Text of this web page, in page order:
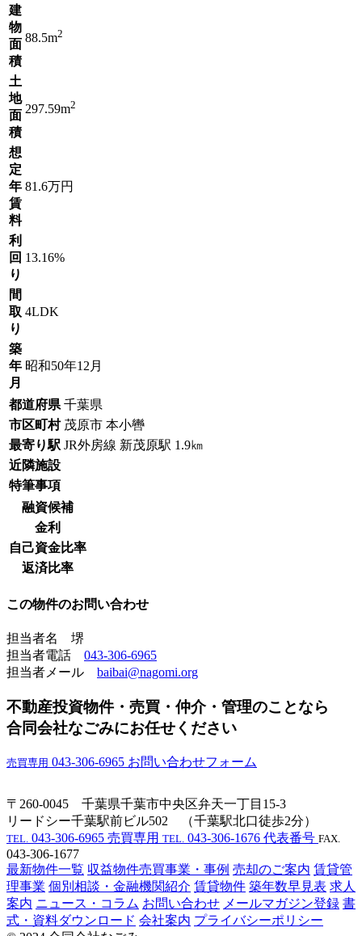
建
物
面
積
88.5m2
土
地
面
積
297.59m2
想
定
年
賃
料
81.6万円
利
回
り
13.16%
間
取
り
4LDK
築
年
月
昭和50年12月
都道府県 千葉県
市区町村 茂原市 本小轡
最寄り駅 JR外房線 新茂原駅 1.9㎞
近隣施設
特筆事項
融資候補
金利
自己資金比率
返済比率
この物件のお問い合わせ
担当者名 堺
担当者電話 043-306-6965
担当者メール baibai@nagomi.org
不動産投資物件・売買・仲介・管理のことなら
合同会社なごみにお任せください
売買専用 043-306-6965 お問い合わせフォーム
〒260-0045 千葉県千葉市中央区弁天一丁目15-3
リードシー千葉駅前ビル502 （千葉駅北口徒歩2分）
TEL. 043-306-6965 売買専用 TEL. 043-306-1676 代表番号 FAX.
043-306-1677
最新物件一覧 収益物件売買事業・事例 売却のご案内 賃貸管
理事業 個別相談・金融機関紹介 賃貸物件 築年数早見表 求人
案内 ニュース・コラム お問い合わせ メールマガジン登録 書
式・資料ダウンロード 会社案内 プライバシーポリシー